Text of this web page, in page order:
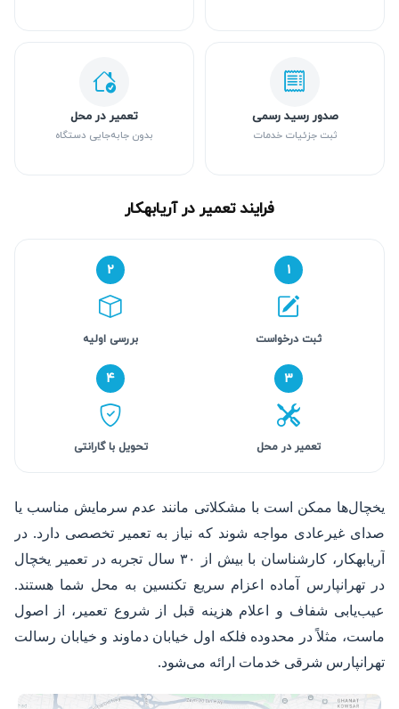
صدور رسید رسمی
ثبت جزئیات خدمات
تعمیر در محل
بدون جابه‌جایی دستگاه
فرایند تعمیر در آریابهکار
۱
ثبت درخواست
۲
بررسی اولیه
۳
تعمیر در محل
۴
تحویل با گارانتی
یخچال‌ها ممکن است با مشکلاتی مانند عدم سرمایش مناسب یا
صدای غیرعادی مواجه شوند که نیاز به تعمیر تخصصی دارد. در
آریابهکار، کارشناسان با بیش از ۳۰ سال تجربه در تعمیر یخچال
در تهرانپارس آماده اعزام سریع تکنسین به محل شما هستند.
عیب‌یابی شفاف و اعلام هزینه قبل از شروع تعمیر، از اصول
ماست، مثلاً در محدوده فلکه اول خیابان دماوند و خیابان رسالت
تهرانپارس شرقی خدمات ارائه می‌شود.